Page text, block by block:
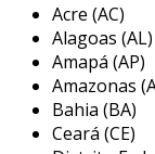
hidráulicos
variedade de
de cartucho,
cada tipo tem
desenvolvido
Acre (AC)
Alagoas (AL)
Amapá (AP)
Amazonas
Bahia (BA)
Ceará (CE)